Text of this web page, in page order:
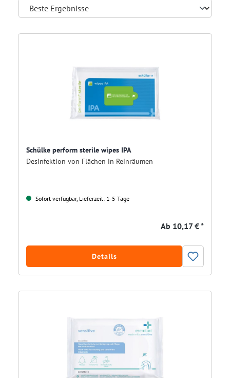
Schülke perform sterile wipes IPA
Desinfektion von Flächen in Reinräumen
Sofort verfügbar, Lieferzeit: 1-5 Tage
Ab 10,17 € *
Details